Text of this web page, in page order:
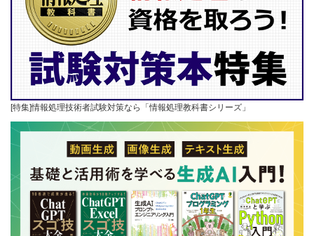
[特集]情報処理技術者試験対策なら「情報処理教科書シリーズ」